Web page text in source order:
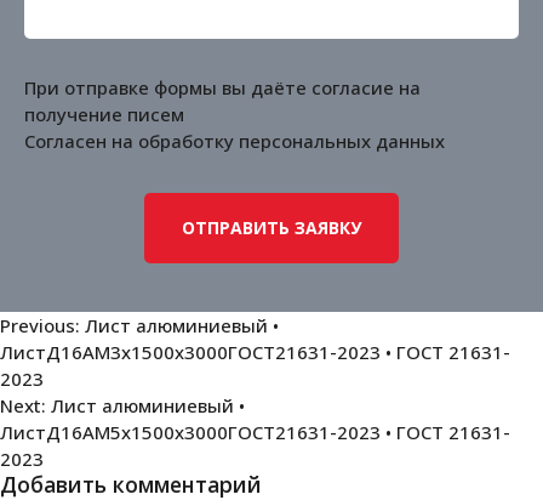
При отправке формы вы даёте согласие на
получение писем
Согласен на обработку персональных данных
Навигация
по
записям
Previous: Лист алюминиевый •
ЛистД16АМ3х1500х3000ГОСТ21631-2023 • ГОСТ 21631-
2023
Next: Лист алюминиевый •
ЛистД16АМ5х1500х3000ГОСТ21631-2023 • ГОСТ 21631-
2023
Добавить комментарий